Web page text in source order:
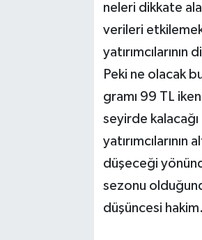
neleri dikkate
verileri
Peki ne olacak
gramı 99 TL
seyirde
düşeceği
sezonu
düşüncesi hakim.